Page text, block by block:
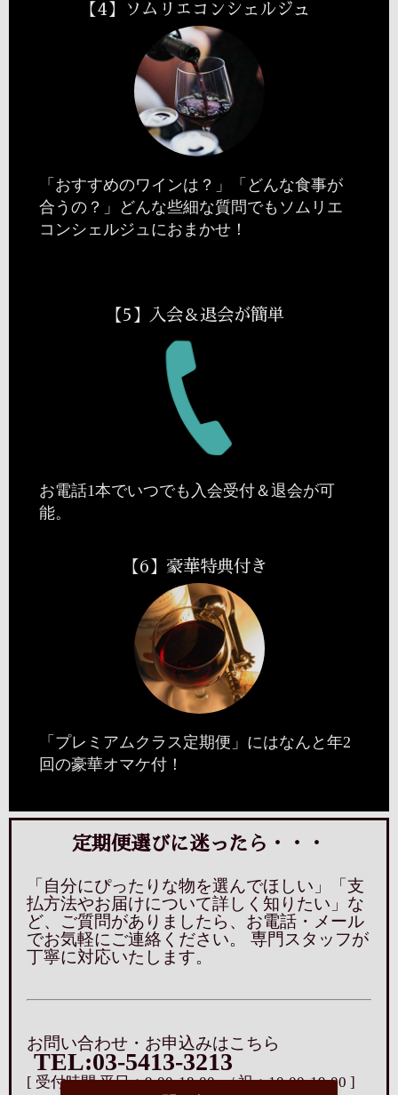
【4】ソムリエコンシェルジュ
「おすすめのワインは？」「どんな食事が
合うの？」どんな些細な質問でもソムリエ
コンシェルジュにおまかせ！
【5】入会＆退会が簡単
お電話1本でいつでも入会受付＆退会が可
能。
【6】豪華特典付き
「プレミアムクラス定期便」にはなんと年2
回の豪華オマケ付！
定期便選びに迷ったら・・・
「自分にぴったりな物を選んでほしい」「支
払方法やお届けについて詳しく知りたい」な
ど、ご質問がありましたら、お電話・メール
でお気軽にご連絡ください。 専門スタッフが
丁寧に対応いたします。
お問い合わせ・お申込みはこちら
TEL:03-5413-3213
[ 受付時間 平日：9:00-18:00 / 祝：10:00-19:00 ]